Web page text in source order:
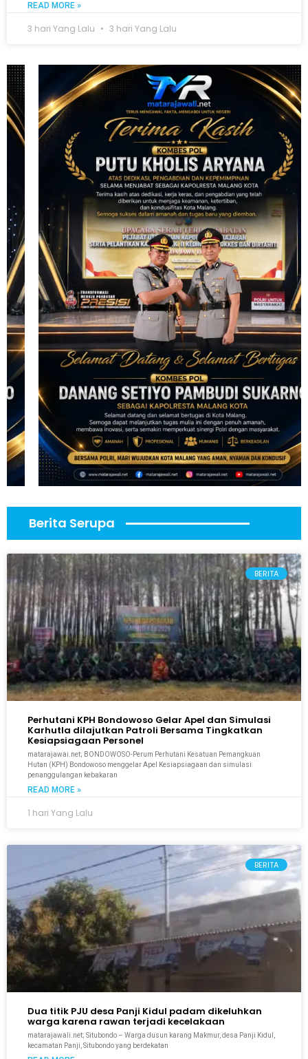
READ MORE »
3 hari Yang Lalu 3 hari Yang Lalu
Berita Serupa
BERITA
Perhutani KPH Bondowoso Gelar Apel dan Simulasi
Karhutla dilajutkan Patroli Bersama Tingkatkan
Kesiapsiagaan Personel
matarajawai.net; BONDOWOSO-Perum Perhutani Kesatuan Pemangkuan
Hutan (KPH) Bondowoso menggelar Apel Kesiapsiagaan dan simulasi
penanggulangan kebakaran
READ MORE »
1 hari Yang Lalu
BERITA
Dua titik PJU desa Panji Kidul padam dikeluhkan
warga karena rawan terjadi kecelakaan
matarajawali.net; Situbondo – Warga dusun karang Makmur, desa Panji Kidul,
kecamatan Panji, Situbondo yang berdekatan